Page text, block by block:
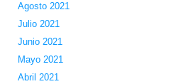
Agosto 2021
Julio 2021
Junio 2021
Mayo 2021
Abril 2021